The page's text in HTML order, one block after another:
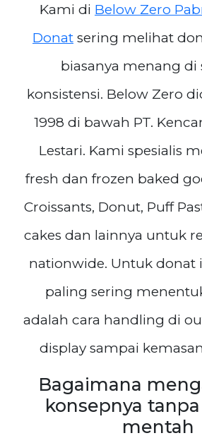
Kami di Below Zero
Donat sering melihat
biasanya menang di
konsistensi. Below Zero
1998 di bawah PT.
Lestari. Kami spesialis
fresh dan frozen baked
Croissants, Donut, Puff
cakes dan lainnya untuk
nationwide. Untuk donat
paling sering
adalah cara handling di
display sampai
Bagaimana
konsepnya
mentah